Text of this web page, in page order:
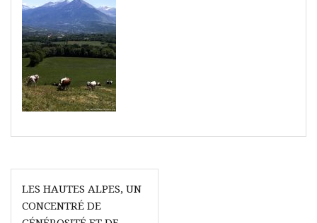
Navigation
de
LES HAUTES ALPES, UN
CONCENTRÉ DE